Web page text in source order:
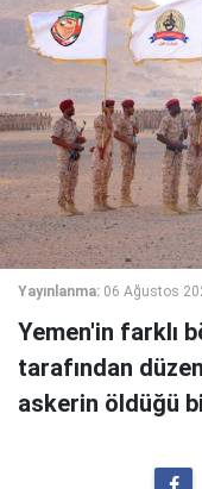
Yayınlanma: 06 Ağustos
Yemen'in farklı
tarafından
askerin öldüğü